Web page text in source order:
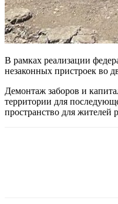
В рамках реализации
незаконных пристроек во
Демонтаж заборов и
территории для
пространство для жителей